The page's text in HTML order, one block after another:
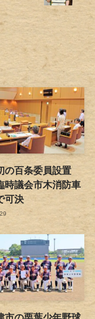
の百条委員設置
時議会市木消防車
可決